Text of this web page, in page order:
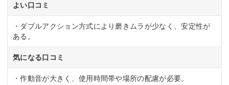
よい口コミ
・ダブルアクション方式により磨きムラが少なく、安定性が
ある。
気になる口コミ
・作動音が大きく、使用時間帯や場所の配慮が必要。